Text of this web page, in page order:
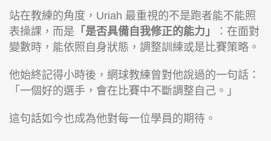
站在教練的角度，Uriah 最重視的不是跑者能不能照
表操課，而是 「是否具備自我修正的能力」
：在面對
變數時，能依照自身狀態，調整訓練或是比賽策略。
他始終記得小時後，網球教練曾對他說過的一句話：
「一個好的選手，會在比賽中不斷調整自己。」
這句話如今也成為他對每一位學員的期待。